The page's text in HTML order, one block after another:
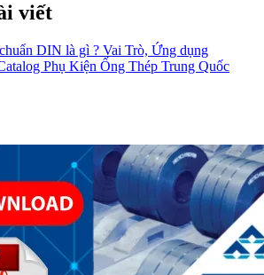
viết
DIN là gì ? Vai Trò, Ứng dụng
Phụ Kiện Ống Thép Trung Quốc